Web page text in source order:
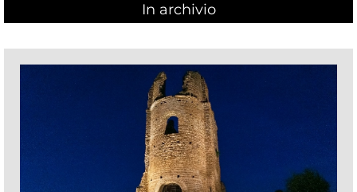
In archivio